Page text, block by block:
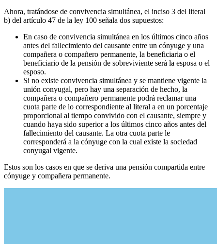
Ahora, tratándose de convivencia simultánea, el inciso 3 del literal
b) del artículo 47 de la ley 100 señala dos supuestos:
En caso de convivencia simultánea en los últimos cinco años
antes del fallecimiento del causante entre un cónyuge y una
compañera o compañero permanente, la beneficiaria o el
beneficiario de la pensión de sobreviviente será la esposa o el
esposo.
Si no existe convivencia simultánea y se mantiene vigente la
unión conyugal, pero hay una separación de hecho, la
compañera o compañero permanente podrá reclamar una
cuota parte de lo correspondiente al literal a en un porcentaje
proporcional al tiempo convivido con el causante, siempre y
cuando haya sido superior a los últimos cinco años antes del
fallecimiento del causante. La otra cuota parte le
corresponderá a la cónyuge con la cual existe la sociedad
conyugal vigente.
Estos son los casos en que se deriva una pensión compartida entre
cónyuge y compañera permanente.